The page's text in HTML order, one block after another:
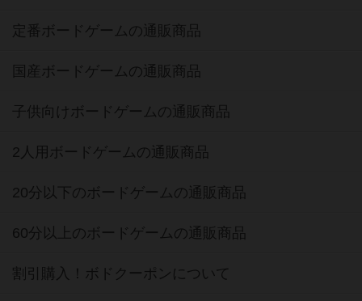
定番ボードゲームの通販商品
国産ボードゲームの通販商品
子供向けボードゲームの通販商品
2人用ボードゲームの通販商品
20分以下のボードゲームの通販商品
60分以上のボードゲームの通販商品
割引購入！ボドクーポンについて